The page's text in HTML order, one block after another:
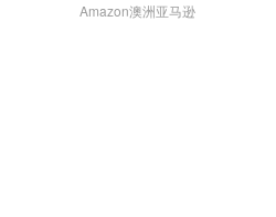
Amazon澳洲亚马逊